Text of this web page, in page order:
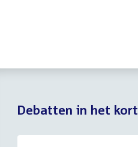
Debatten in het kort